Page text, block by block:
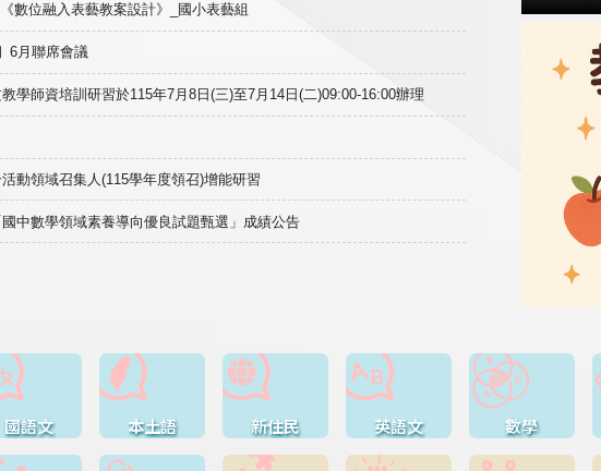
數位融入表藝教案設計》_國小表藝組
6月聯席會議
學師資培訓研習於115年7月8日(三)至7月14日(二)09:00-16:00辦理
動領域召集人(115學年度領召)增能研習
中數學領域素養導向優良試題甄選」成績公告
國語文 本土語 新住民 英語文 數學